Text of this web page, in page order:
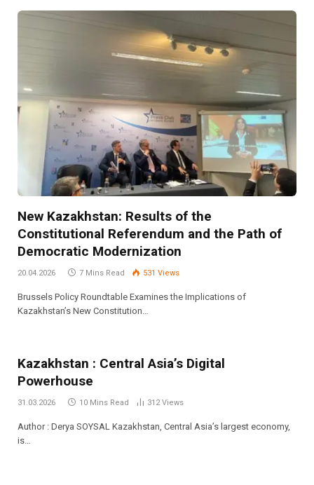
New Kazakhstan: Results of the
Constitutional Referendum and the Path of
Democratic Modernization
20.04.2026 7 Mins Read 531 Views
Brussels Policy Roundtable Examines the Implications of
Kazakhstan’s New Constitution…
Kazakhstan : Central Asia’s Digital
Powerhouse
31.03.2026 10 Mins Read 312Views
Author : Derya SOYSAL Kazakhstan, Central Asia’s largest economy,
is…